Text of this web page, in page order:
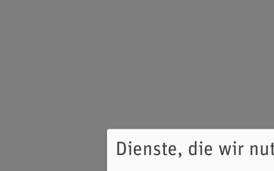
Dienste, die wir